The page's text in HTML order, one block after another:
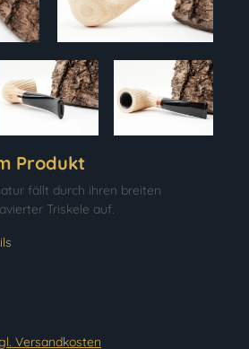
Produkt
fällt durch ihren breiten
Triskele auf.
Versandkosten